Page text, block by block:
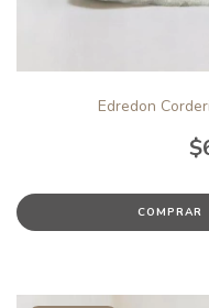
Edredon